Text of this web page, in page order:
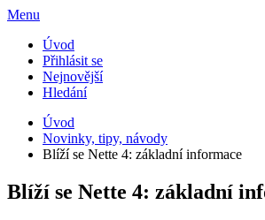
Menu
Úvod
Přihlásit se
Nejnovější
Hledání
Úvod
Novinky, tipy, návody
Blíží se Nette 4: základní informace
Blíží se Nette 4: základní